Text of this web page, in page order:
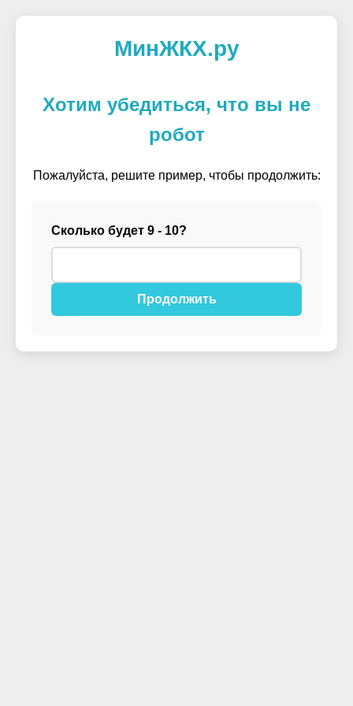
МинЖКХ.ру
Хотим убедиться, что вы не
робот
Пожалуйста, решите пример, чтобы продолжить:
Сколько будет 9 - 10?
Продолжить